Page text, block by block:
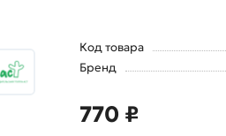
Код товара
Бренд
770 ₽